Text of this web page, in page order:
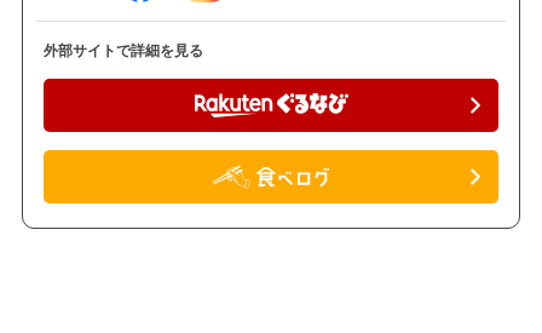
外部サイトで詳細を見る